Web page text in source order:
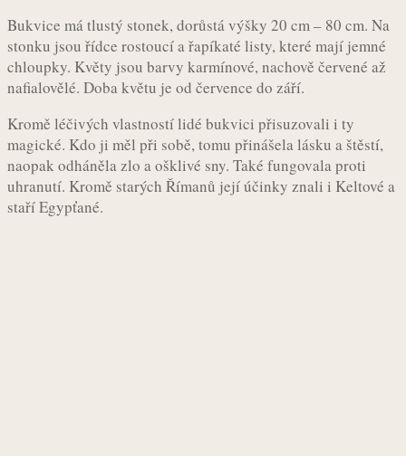
Bukvice má tlustý stonek, dorůstá výšky 20 cm – 80 cm. Na
stonku jsou řídce rostoucí a řapíkaté listy, které mají jemné
chloupky. Květy jsou barvy karmínové, nachově červené až
nafialovělé. Doba květu je od července do září.
Kromě léčivých vlastností lidé bukvici přisuzovali i ty
magické. Kdo ji měl při sobě, tomu přinášela lásku a štěstí,
naopak odháněla zlo a ošklivé sny. Také fungovala proti
uhranutí. Kromě starých Římanů její účinky znali i Keltové a
staří Egypťané.